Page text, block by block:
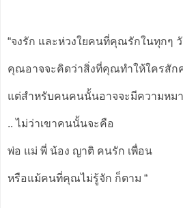
“จงรัก และห่วงใยคนที่คุณรักในทุกๆ
คุณอาจจะคิดว่าสิ่งที่คุณทำให้ใครสักค
แต่สำหรับคนคนนั้นอาจจะมีความหม
.. ไม่ว่าเขาคนนั้นจะคือ
พ่อ แม่ พี่ น้อง ญาติ คนรัก เพื่อน
หรือแม้คนที่คุณไม่รู้จัก ก็ตาม “